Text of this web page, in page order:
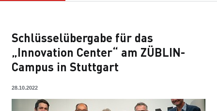
Schlüsselübergabe für das
„Innovation Center“ am ZÜBLIN-
Campus in Stuttgart
28.10.2022